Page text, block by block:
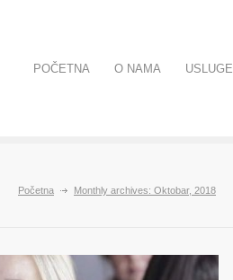
POČETNA O NAMA USLUGE
Početna Monthly archives: Oktobar, 2018